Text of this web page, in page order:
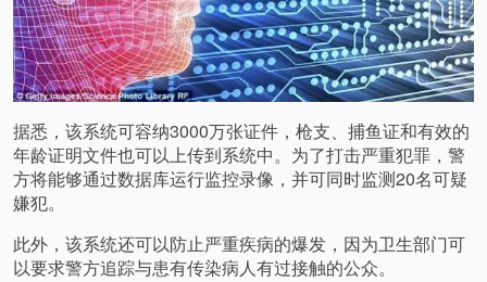
据悉，该系统可容纳3000万张证件，枪支、捕鱼证和有效的
年龄证明文件也可以上传到系统中。为了打击严重犯罪，警
方将能够通过数据库运行监控录像，并可同时监测20名可疑
嫌犯。
此外，该系统还可以防止严重疾病的爆发，因为卫生部门可
以要求警方追踪与患有传染病人有过接触的公众。